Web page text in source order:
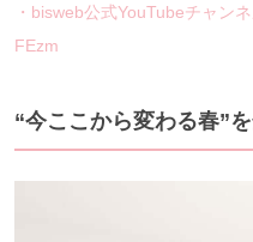
・bisweb公式YouTubeチャン
FEzm
“今ここから変わる春”